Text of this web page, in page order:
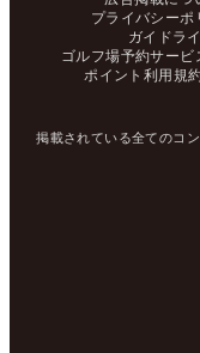
プライバシーポ
ガイドラ
ゴルフ場予約サービ
ポイント利用規
掲載されている全てのコ